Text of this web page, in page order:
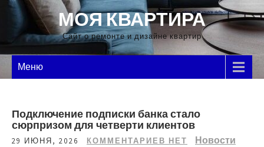
Перейти
содержимому
МОЯ КВАРТИРА
Сайт о ремонте и дизайне квартир
Меню
Подключение подписки банка стало
сюрпризом для четверти клиентов
29 ИЮНЯ, 2026 КОММЕНТАРИЕВ НЕТ
Новости